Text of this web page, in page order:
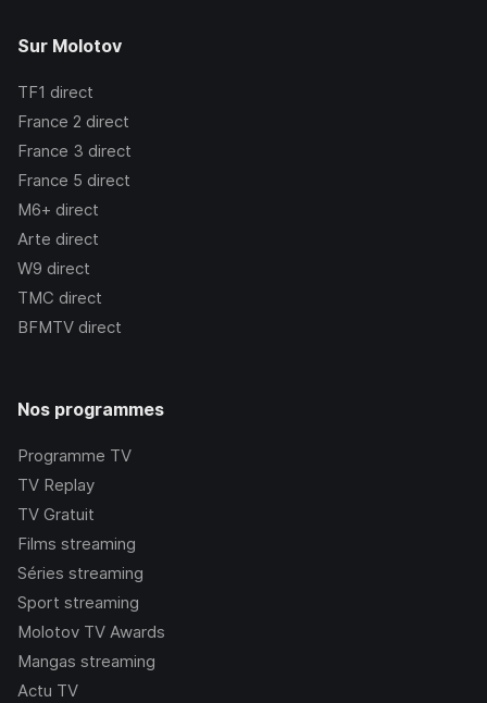
Sur Molotov
TF1 direct
France 2 direct
France 3 direct
France 5 direct
M6+ direct
Arte direct
W9 direct
TMC direct
BFMTV direct
Nos programmes
Programme TV
TV Replay
TV Gratuit
Films streaming
Séries streaming
Sport streaming
Molotov TV Awards
Mangas streaming
Actu TV